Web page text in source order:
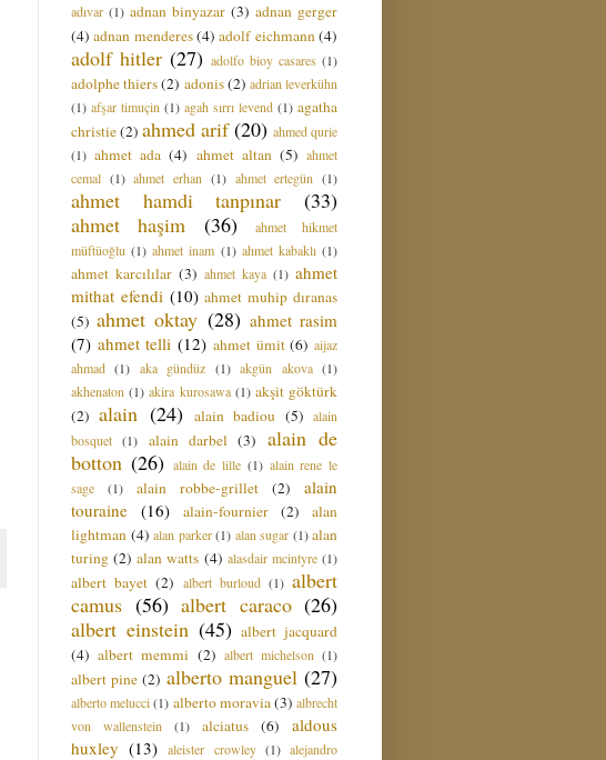
adıvar (1) adnan binyazar (3) adnan gerger
(4) adnan menderes(4) adolf eichmann (4)
adolf hitler (27) adolfo bioy casares (1)
adolphe thiers(2) adonis(2) adrian leverkühn
(1) afşar timuçin (1) agah sırrı levend (1) agatha
christie(2) ahmed arif (20) ahmed qurie
(1) ahmet ada (4) ahmet altan (5) ahmet
cemal (1) ahmet erhan (1) ahmet ertegün (1)
ahmet hamdi tanpınar
(33)
ahmet haşim
(36)
ahmet hikmet
müftüoğlu (1) ahmet inam (1) ahmet kabaklı (1)
ahmet karcılılar (3) ahmet kaya (1) ahmet
mithat efendi (10) ahmet muhip dıranas
(5) ahmet oktay (28) ahmet rasim
(7) ahmet telli (12) ahmet ümit (6) aijaz
ahmad (1) aka gündüz (1) akgün akova (1)
akhenaton (1) akira kurosawa (1) akşit göktürk
(2) alain (24) alain badiou (5) alain
bosquet (1) alain darbel (3)
alain de
botton (26) alain de lille (1) alain rene le
sage
(1) alain robbe-grillet (2)
alain
touraine (16) alain-fournier (2)
alan
lightman (4) alan parker (1) alan sugar (1) alan
turing (2) alan watts (4) alasdair mcintyre (1)
albert bayet (2) albert burloud (1) albert
camus (56) albert caraco (26)
albert einstein (45) albert jacquard
(4) albert memmi (2) albert michelson (1)
albert pine (2) alberto manguel (27)
alberto melucci (1) alberto moravia (3) albrecht
von wallenstein
(1) alciatus (6)
aldous
huxley (13) aleister crowley (1) alejandro